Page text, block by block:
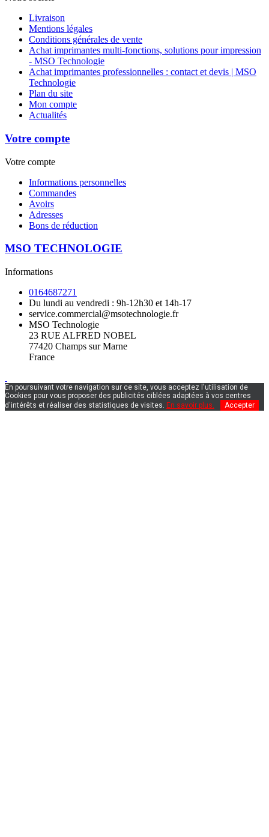
Livraison
Mentions légales
Conditions générales de vente
Achat imprimantes multi-fonctions, solutions pour impression
- MSO Technologie
Achat imprimantes professionnelles : contact et devis | MSO
Technologie
Plan du site
Mon compte
Actualités
Votre compte
Votre compte
Informations personnelles
Commandes
Avoirs
Adresses
Bons de réduction
MSO TECHNOLOGIE
Informations
0164687271
Du lundi au vendredi : 9h-12h30 et 14h-17
service.commercial@msotechnologie.fr
MSO Technologie
23 RUE ALFRED NOBEL
77420 Champs sur Marne
France
En poursuivant votre navigation sur ce site, vous acceptez l'utilisation de
Cookies pour vous proposer des publicités ciblées adaptées à vos centres
d'intérêts et réaliser des statistiques de visites. En savoir plus. Accepter